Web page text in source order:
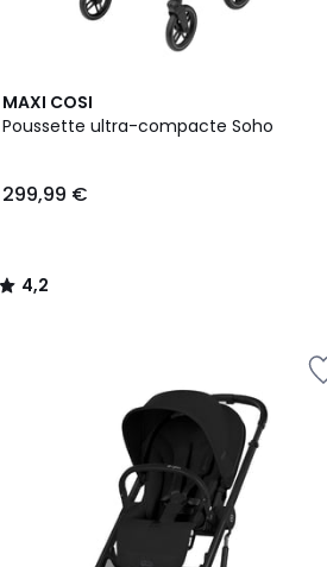
MAXI COSI
Poussette ultra-compacte Soho
299,99 €
4,2
/ 5
4,2
/